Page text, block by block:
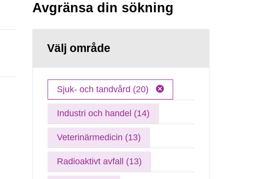
Avgränsa din sökning
Välj område
Sjuk- och tandvård (20)
Industri och handel (14)
Veterinärmedicin (13)
Radioaktivt avfall (13)